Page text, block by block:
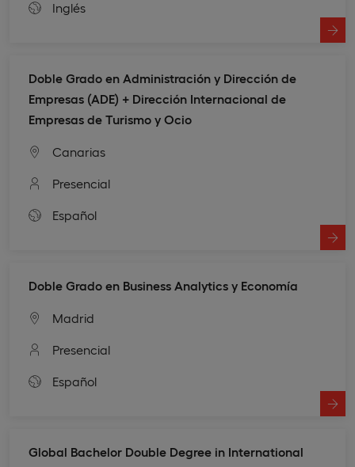
Inglés
Doble Grado en Administración y Dirección de
Empresas (ADE) + Dirección Internacional de
Empresas de Turismo y Ocio
Canarias
Presencial
Español
Doble Grado en Business Analytics y Economía
Madrid
Presencial
Español
Global Bachelor Double Degree in International